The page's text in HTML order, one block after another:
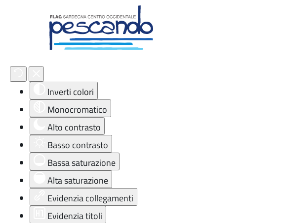
Strumenti di accessibilità
Inverti colori
Monocromatico
Alto contrasto
Basso contrasto
Bassa saturazione
Alta saturazione
Evidenzia collegamenti
Evidenzia titoli